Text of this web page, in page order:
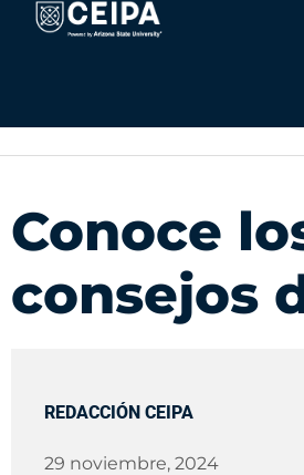
contenido
Conoce
consejos
REDACCIÓN CEIPA
29 noviembre, 2024